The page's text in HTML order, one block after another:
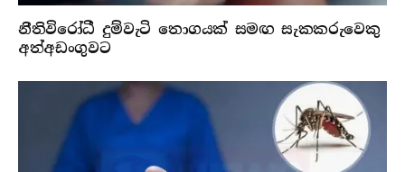
නීතිවිරෝධී දුම්වැටි තොගයක් සමඟ සැකකරුවෙකු
අත්අඩංගුවට